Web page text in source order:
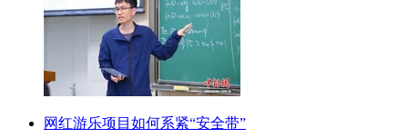
网红游乐项目如何系紧“安全带”